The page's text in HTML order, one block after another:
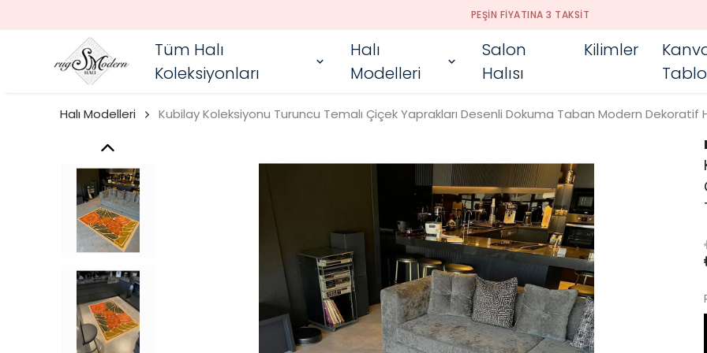
PEŞIN FIYATINA 3 TAKSIT
Tüm Halı
Koleksiyonları
Halı
Modelleri
Salon
Halısı
Kilimler
Halı Modelleri Kubilay Koleksiyonu Turuncu Temalı Çiçek Yaprakları Desenli Dokuma Taban Modern Dekoratif